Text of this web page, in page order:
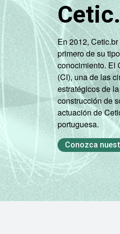
En 2012,
primero de su
conocimiento. El
(CI), una de las
estratégicos de
construcción de
actuación de
portuguesa.
Conozca